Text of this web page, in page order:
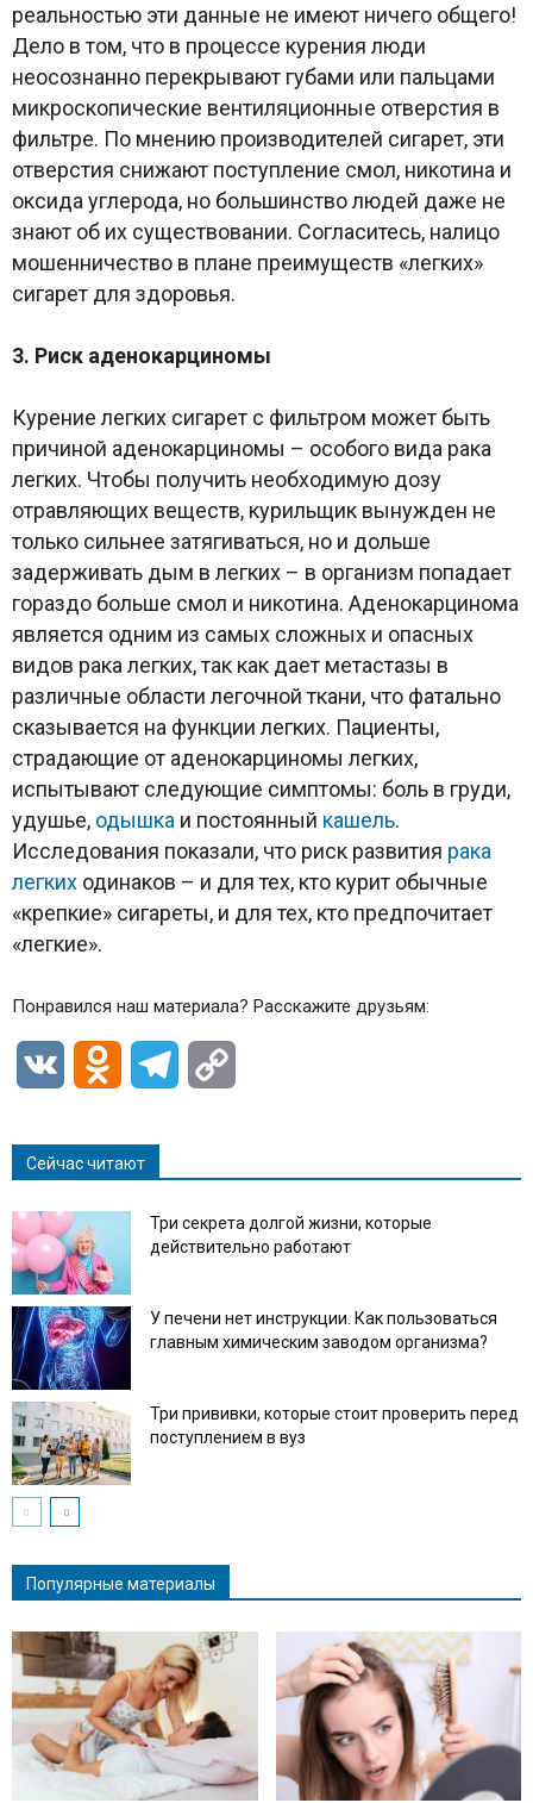
реальностью эти данные не имеют ничего общего!
Дело в том, что в процессе курения люди
неосознанно перекрывают губами или пальцами
микроскопические вентиляционные отверстия в
фильтре. По мнению производителей сигарет, эти
отверстия снижают поступление смол, никотина и
оксида углерода, но большинство людей даже не
знают об их существовании. Согласитесь, налицо
мошенничество в плане преимуществ «легких»
сигарет для здоровья.
3. Риск аденокарциномы
Курение легких сигарет с фильтром может быть
причиной аденокарциномы – особого вида рака
легких. Чтобы получить необходимую дозу
отравляющих веществ, курильщик вынужден не
только сильнее затягиваться, но и дольше
задерживать дым в легких – в организм попадает
гораздо больше смол и никотина. Аденокарцинома
является одним из самых сложных и опасных
видов рака легких, так как дает метастазы в
различные области легочной ткани, что фатально
сказывается на функции легких. Пациенты,
страдающие от аденокарциномы легких,
испытывают следующие симптомы: боль в груди,
удушье, одышка и постоянный кашель.
Исследования показали, что риск развития рака
легких одинаков – и для тех, кто курит обычные
«крепкие» сигареты, и для тех, кто предпочитает
«легкие».
Понравился наш материала? Расскажите друзьям:
VK Odnoklassniki
Telegram
Сейчас читают
Три секрета долгой жизни, которые
действительно работают
У печени нет инструкции. Как пользоваться
главным химическим заводом организма?
Три прививки, которые стоит проверить перед
поступлением в вуз
Популярные материалы